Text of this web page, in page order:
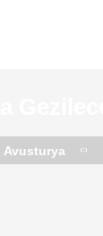
Avusturya